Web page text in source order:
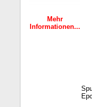
Mehr
Informationen...